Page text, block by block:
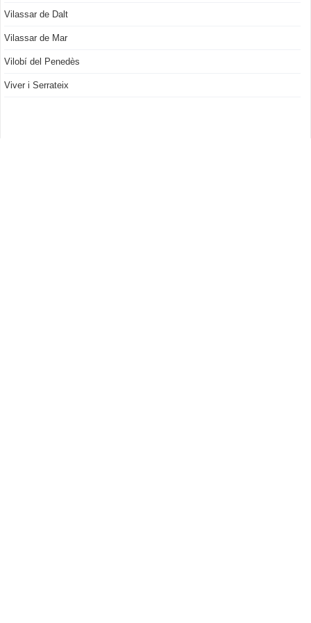
Vilassar de Dalt
Vilassar de Mar
Vilobí del Penedès
Viver i Serrateix